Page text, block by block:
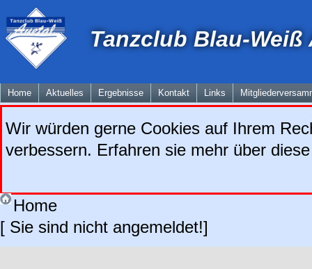
Tanzclub Blau-Weiß
Home Aktuelles Ergebnisse Kontakt Links
Wir würden gerne Cookies auf Ihrem
verbessern. Erfahren sie mehr über
Home
[ Sie sind nicht angemeldet!]